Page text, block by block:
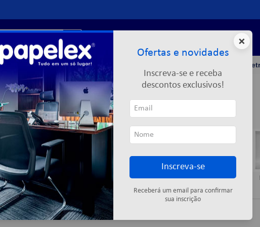
Faça sua
cotação
Limpeza Informática
Fitas adesivas Descartáveis Colas Elásticos
12produtos
×
Ofertas e novidades
Inscreva-se e receba
descontos exclusivos!
Inscreva-se
Receberá um email para confirmar
sua inscrição